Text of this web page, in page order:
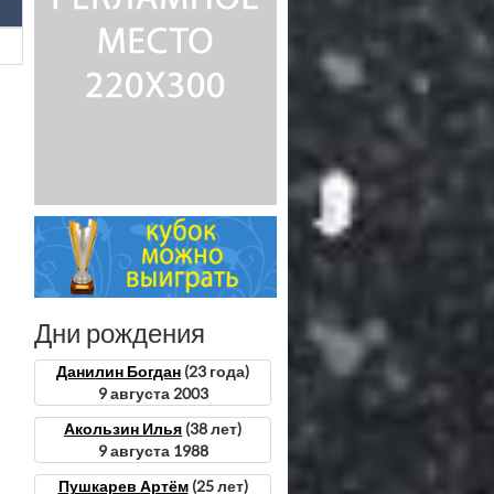
Дни рождения
Данилин Богдан (23 года)
9 августа 2003
Акользин Илья (38 лет)
9 августа 1988
Пушкарев Артём(25 лет)